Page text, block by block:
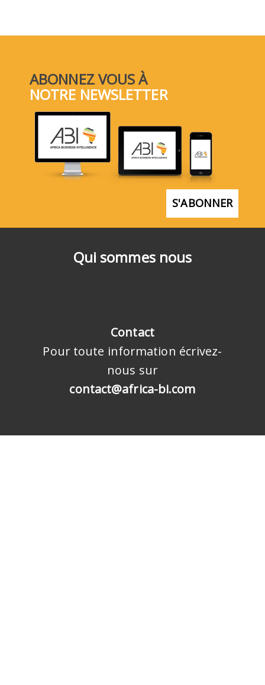
Qui sommes nous
Contact
Pour toute information écrivez-
nous sur
contact@africa-bi.com
ABONNEZ VOUS À
NOTRE NEWSLETTER
S'ABONNER